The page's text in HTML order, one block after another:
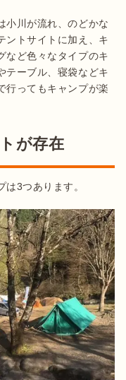
小川が流れ、のどかな
ントサイトに加え、キ
など色々なタイプのキ
テーブル、寝袋などキ
行ってもキャンプが楽
が存在
3つあります。